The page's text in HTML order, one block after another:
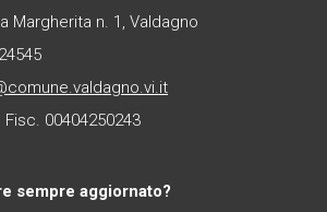
Margherita n. 1, Valdagno
Fisc. 00404250243
sempre aggiornato?